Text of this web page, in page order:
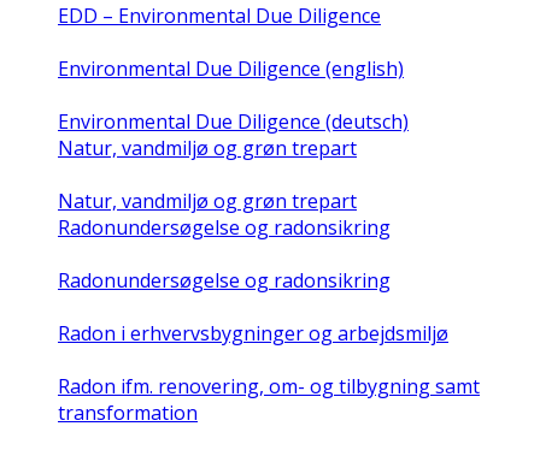
EDD – Environmental Due Diligence
Environmental Due Diligence (english)
Environmental Due Diligence (deutsch)
Natur, vandmiljø og grøn trepart
Natur, vandmiljø og grøn trepart
Radonundersøgelse og radonsikring
Radonundersøgelse og radonsikring
Radon i erhvervsbygninger og arbejdsmiljø
Radon ifm. renovering, om- og tilbygning samt
transformation